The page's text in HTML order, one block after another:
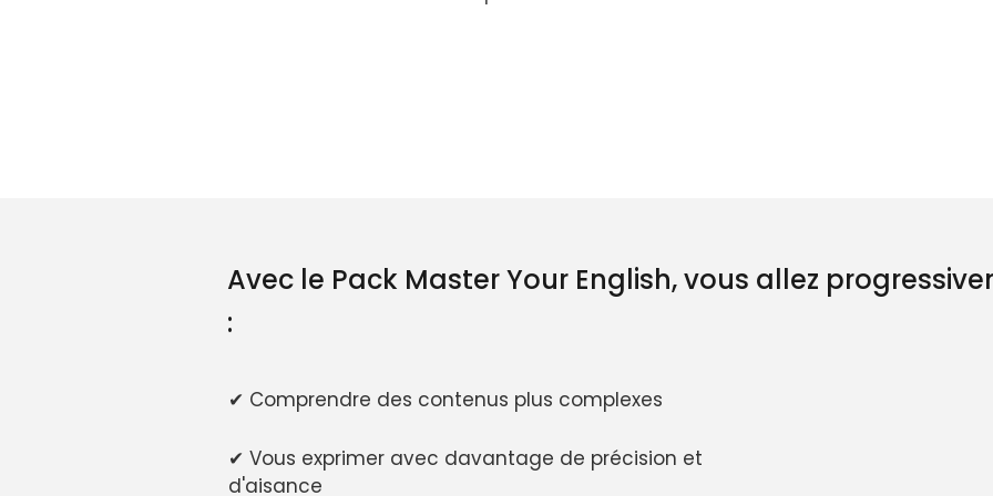
Avec le Pack Master Your English, vous allez
:
✔ Comprendre des contenus plus complexes
✔ Vous exprimer avec davantage de précision et
d'aisance